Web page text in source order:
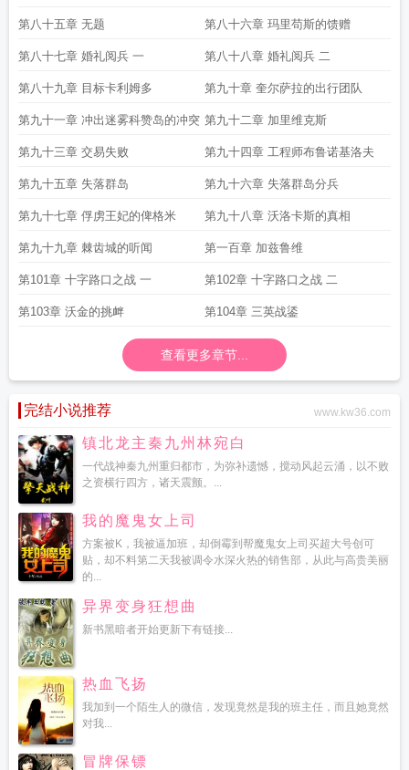
第八十五章 无题 第八十六章 玛里苟斯的馈赠
第八十七章 婚礼阅兵 一 第八十八章 婚礼阅兵 二
第八十九章 目标卡利姆多 第九十章 奎尔萨拉的出行团队
第九十一章 冲出迷雾科赞岛的冲突 第九十二章 加里维克斯
第九十三章 交易失败 第九十四章 工程师布鲁诺基洛夫
第九十五章 失落群岛 第九十六章 失落群岛分兵
第九十七章 俘虏王妃的俾格米 第九十八章 沃洛卡斯的真相
第九十九章 棘齿城的听闻 第一百章 加兹鲁维
第101章 十字路口之战 一 第102章 十字路口之战 二
第103章 沃金的挑衅 第104章 三英战鋈
查看更多章节...
完结小说推荐 www.kw36.com
镇北龙主秦九州林宛白
一代战神秦九州重归都市，为弥补遗憾，搅动风起云涌，以不败
之资横行四方，诸天震颤。...
我的魔鬼女上司
方案被K，我被逼加班，却倒霉到帮魔鬼女上司买超大号创可
贴，却不料第二天我被调令水深火热的销售部，从此与高贵美丽
的...
异界变身狂想曲
新书黑暗者开始更新下有链接...
热血飞扬
我加到一个陌生人的微信，发现竟然是我的班主任，而且她竟然
对我...
冒牌保镖